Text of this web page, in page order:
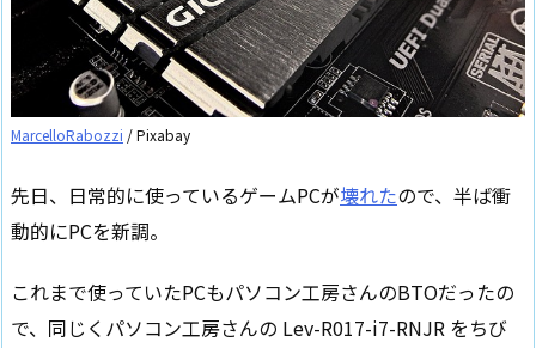
MarcelloRabozzi / Pixabay
先日、日常的に使っているゲームPCが壊れたので、半ば衝
動的にPCを新調。
これまで使っていたPCもパソコン工房さんのBTOだったの
で、同じくパソコン工房さんの Lev-R017-i7-RNJR をちび